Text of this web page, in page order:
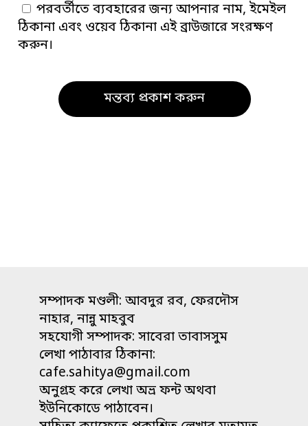
পরবর্তীতে ব্যবহারের জন্য আপনার নাম, ইমেইল
ঠিকানা এবং ওয়েব ঠিকানা এই ব্রাউজারে সংরক্ষণ
করুন।
সম্পাদক মণ্ডলী: আবদুর রব, ফেরদৌস
নাহার, নান্নু মাহবুব
সহযোগী সম্পাদক: সাবেরা তাবাসসুম
লেখা পাঠাবার ঠিকানা:
cafe.sahitya@gmail.com
অনুগ্রহ করে লেখা অভ্র ফন্ট অথবা
ইউনিকোডে পাঠাবেন।